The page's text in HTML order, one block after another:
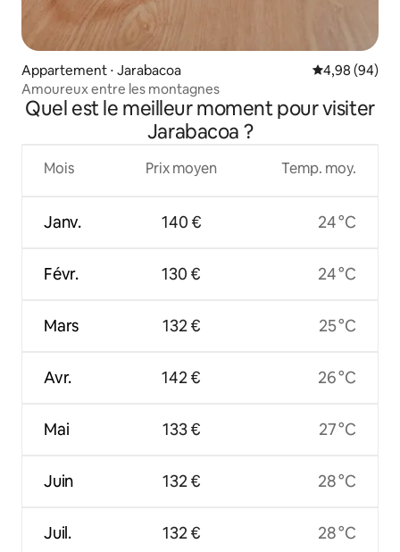
Appartement ⋅ Jarabacoa Évaluation
4,98 (94)
Amoureux entre les montagnes
Quel est le meilleur moment pour visiter
Jarabacoa ?
Mois
Janv.
Févr.
Mars
Avr.
Mai
Juin
Juil.
Prix moyen
140 €
130 €
132 €
142 €
133 €
132 €
132 €
Temp. moy.
24 °C
24 °C
25 °C
26 °C
27 °C
28 °C
28 °C